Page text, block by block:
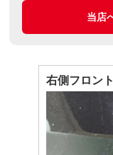
当店
右側フロン